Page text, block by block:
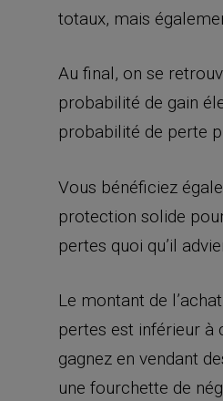
totaux, mais
Au final, on se
probabilité de gain
probabilité de perte
Vous bénéficiez
protection solide
pertes quoi qu’il
Le montant de
pertes est inférieur à
gagnez en vendant
une fourchette de